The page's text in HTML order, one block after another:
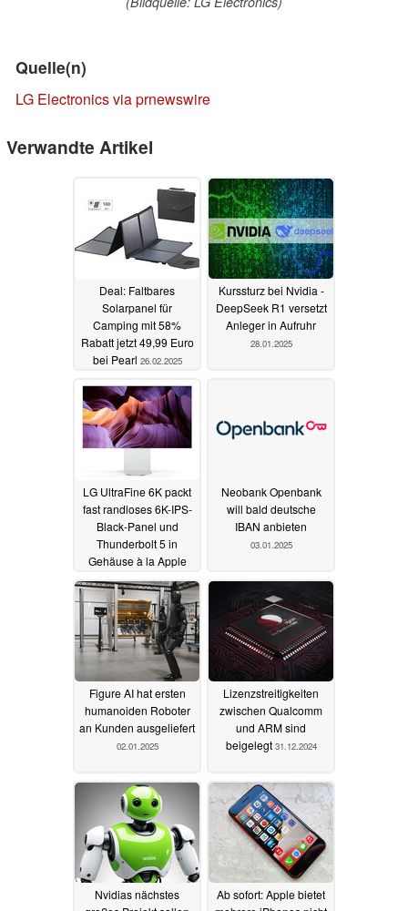
Quelle(n)
LG Electronics via prnewswire
Verwandte Artikel
Deal: Faltbares
Solarpanel für
Camping mit 58%
Rabatt jetzt 49,99 Euro
bei Pearl 26.02.2025
Kurssturz bei Nvidia -
DeepSeek R1 versetzt
Anleger in Aufruhr
28.01.2025
LG UltraFine 6K packt
fast randloses 6K-IPS-
Black-Panel und
Thunderbolt 5 in
Gehäuse à la Apple
Pro Display XDR
07.01.2025
Neobank Openbank
will bald deutsche
IBAN anbieten
03.01.2025
Figure AI hat ersten
humanoiden Roboter
an Kunden ausgeliefert
02.01.2025
Lizenzstreitigkeiten
zwischen Qualcomm
und ARM sind
beigelegt 31.12.2024
Nvidias nächstes
Ab sofort: Apple bietet